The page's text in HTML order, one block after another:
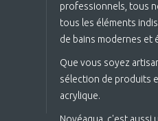
professionnels, tous
tous les éléments
de bains modernes et
Que vous soyez
sélection de produits
acrylique.